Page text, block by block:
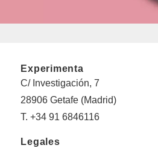
Experimenta
C/ Investigación, 7
28906 Getafe (Madrid)
T. +34 91 6846116
Legales